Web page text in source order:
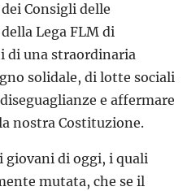
Consigli delle
Lega FLM di
di una straordinaria
solidale, di lotte sociali
e affermare
nostra Costituzione.
giovani di oggi, i quali
mutata, che se il